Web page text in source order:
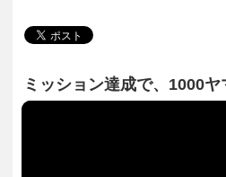
ミッション達成で、1000ヤ